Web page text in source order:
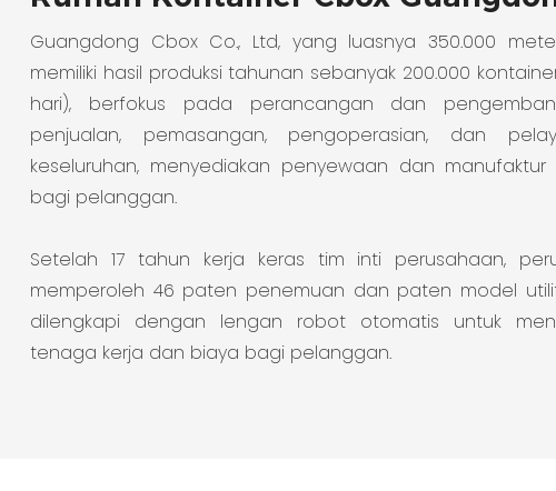
Guangdong Cbox Co., Ltd, yang luasnya 350.000
memiliki hasil produksi tahunan sebanyak 200.000
hari), berfokus pada perancangan dan
penjualan, pemasangan, pengoperasian, dan
keseluruhan, menyediakan penyewaan dan
bagi pelanggan.
Setelah 17 tahun kerja keras tim inti perusahaan,
memperoleh 46 paten penemuan dan paten model
dilengkapi dengan lengan robot otomatis untuk
tenaga kerja dan biaya bagi pelanggan.